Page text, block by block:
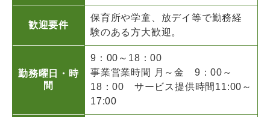
歓迎要件
保育所や学童、放デイ等で勤務経
験のある方大歓迎。
勤務曜日・時
間
9：00～18：00
事業営業時間 月～金 9：00～
18：00 サービス提供時間11:00～
17:00